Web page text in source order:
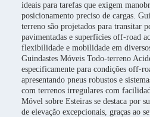
ideais para tarefas que exigem
posicionamento preciso de cargas.
terreno são projetados para transitar
pavimentadas e superfícies off-road
flexibilidade e mobilidade em
Guindastes Móveis Todo-terreno
especificamente para condições off-
apresentando pneus robustos e
com terrenos irregulares com
Móvel sobre Esteiras se destaca por
de elevação excepcionais, graças ao